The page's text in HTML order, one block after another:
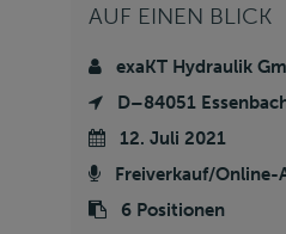
AUF EINEN BLICK
exaKT Hydraulik
D–84051
12. Juli 2021
Freiverkauf/Online-
6 Positionen